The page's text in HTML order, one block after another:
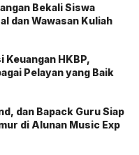
Bekali Siswa
dan Wawasan Kuliah
HKBP,
Pelayan yang Baik
dan Bapack Guru Siap
di Alunan Music Exp